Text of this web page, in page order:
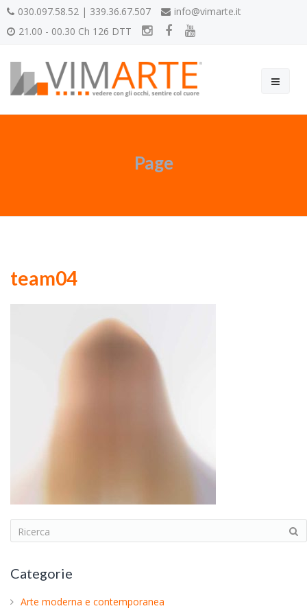
030.097.58.52 | 339.36.67.507
info@vimarte.it
21.00 - 00.30 Ch 126 DTT
Page
team04
e
r
h
Categorie
Arte moderna e contemporanea